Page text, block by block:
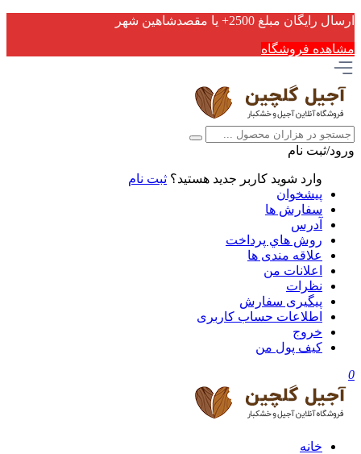
ارسال رایگان مبلغ 2500+ یا مقصدشاهین شهر
مشاهده فروشگاه
ورود/ثبت نام
وارد شوید کاربر جدید هستید؟ ثبت نام
پیشخوان
سفارش ها
آدرس
روش هاي پرداخت
علاقه مندی ها
اعلانات من
نظرات
پیگیری سفارش
اطلاعات حساب كاربری
خروج
کیف پول من
0
خانه